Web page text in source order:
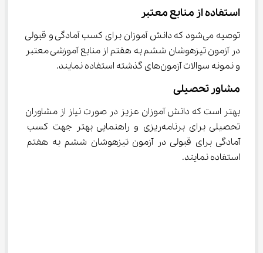
استفاده از منابع معتبر
توصیه می‌شود که دانش آموزان برای کسب آمادگی و قبولی
در آزمون تیزهوشان ششم به هفتم از منابع آموزشی معتبر
و نمونه سوالات آزمون‌های گذشته استفاده نمایند.
مشاور تحصیلی
بهتر است که دانش آموزان عزیز در صورت نیاز از مشاوران
تحصیلی برای برنامه‌ریزی و راهنمایی بهتر جهت کسب
آمادگی برای قبولی در آزمون تیزهوشان ششم به هفتم
استفاده نمایند.